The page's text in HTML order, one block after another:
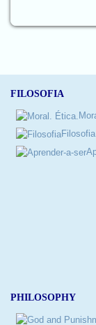
FILOSOFIA
Filosofia
PHILOSOPHY